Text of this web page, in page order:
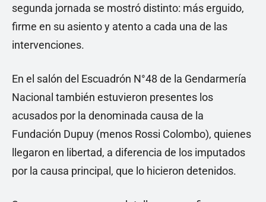
segunda jornada se mostró distinto: más erguido,
firme en su asiento y atento a cada una de las
intervenciones.
En el salón del Escuadrón N°48 de la Gendarmería
Nacional también estuvieron presentes los
acusados por la denominada causa de la
Fundación Dupuy (menos Rossi Colombo), quienes
llegaron en libertad, a diferencia de los imputados
por la causa principal, que lo hicieron detenidos.